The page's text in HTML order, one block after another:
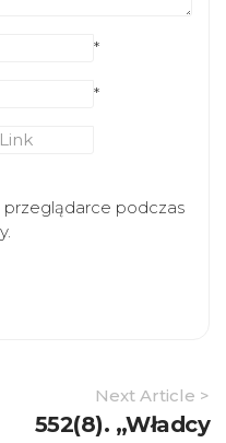
*
*
podczas
Next Article >
552(8). „Władcy